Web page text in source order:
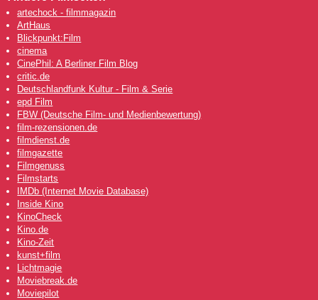
artechock - filmmagazin
ArtHaus
Blickpunkt:Film
cinema
CinePhil: A Berliner Film Blog
critic.de
Deutschlandfunk Kultur - Film & Serie
epd Film
FBW (Deutsche Film- und Medienbewertung)
film-rezensionen.de
filmdienst.de
filmgazette
Filmgenuss
Filmstarts
IMDb (Internet Movie Database)
Inside Kino
KinoCheck
Kino.de
Kino-Zeit
kunst+film
Lichtmagie
Moviebreak.de
Moviepilot